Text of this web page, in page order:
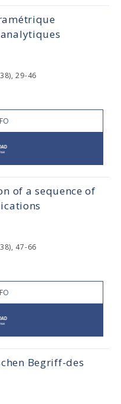
29-46
of a sequence of
47-66
Begriff-des